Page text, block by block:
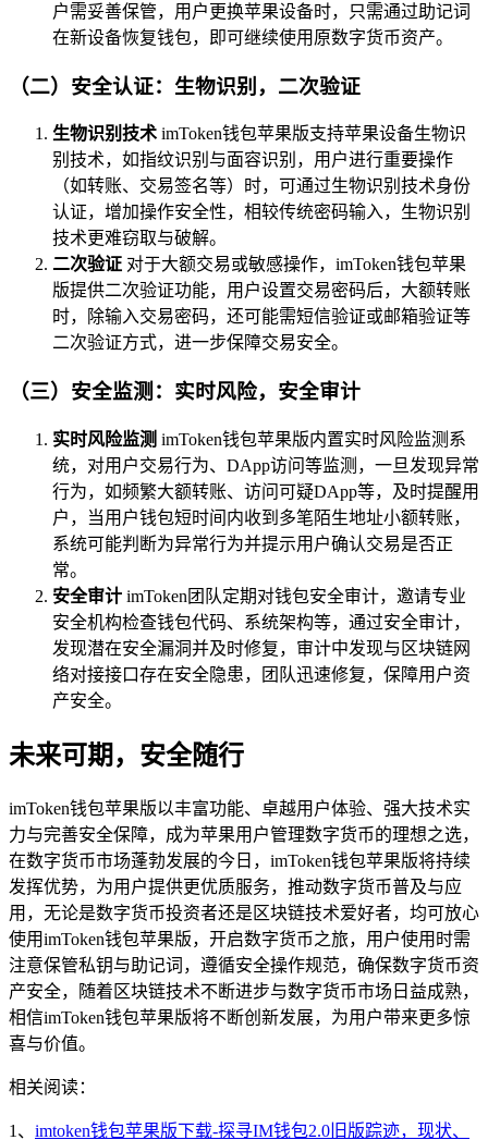
户需妥善保管，用户更换苹果设备时，只需通过助记词
在新设备恢复钱包，即可继续使用原数字货币资产。
（二）安全认证：生物识别，二次验证
生物识别技术 imToken钱包苹果版支持苹果设备生物识
别技术，如指纹识别与面容识别，用户进行重要操作
（如转账、交易签名等）时，可通过生物识别技术身份
认证，增加操作安全性，相较传统密码输入，生物识别
技术更难窃取与破解。
二次验证 对于大额交易或敏感操作，imToken钱包苹果
版提供二次验证功能，用户设置交易密码后，大额转账
时，除输入交易密码，还可能需短信验证或邮箱验证等
二次验证方式，进一步保障交易安全。
（三）安全监测：实时风险，安全审计
实时风险监测 imToken钱包苹果版内置实时风险监测系
统，对用户交易行为、DApp访问等监测，一旦发现异常
行为，如频繁大额转账、访问可疑DApp等，及时提醒用
户，当用户钱包短时间内收到多笔陌生地址小额转账，
系统可能判断为异常行为并提示用户确认交易是否正
常。
安全审计 imToken团队定期对钱包安全审计，邀请专业
安全机构检查钱包代码、系统架构等，通过安全审计，
发现潜在安全漏洞并及时修复，审计中发现与区块链网
络对接接口存在安全隐患，团队迅速修复，保障用户资
产安全。
未来可期，安全随行
imToken钱包苹果版以丰富功能、卓越用户体验、强大技术实
力与完善安全保障，成为苹果用户管理数字货币的理想之选，
在数字货币市场蓬勃发展的今日，imToken钱包苹果版将持续
发挥优势，为用户提供更优质服务，推动数字货币普及与应
用，无论是数字货币投资者还是区块链技术爱好者，均可放心
使用imToken钱包苹果版，开启数字货币之旅，用户使用时需
注意保管私钥与助记词，遵循安全操作规范，确保数字货币资
产安全，随着区块链技术不断进步与数字货币市场日益成熟，
相信imToken钱包苹果版将不断创新发展，为用户带来更多惊
喜与价值。
相关阅读：
1、 imtoken钱包苹果版下载-探寻IM钱包2.0旧版踪迹，现状、